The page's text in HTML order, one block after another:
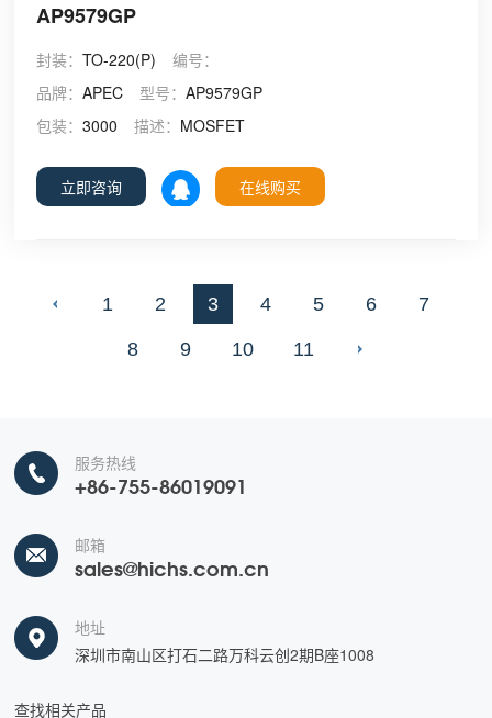
AP9579GP
封装：TO-220(P)
编号：
品牌：APEC 型号：AP9579GP
包装：3000 描述： MOSFET
立即咨询 在线购买
1 2 3 4 5 6 7
8 9 10 11
服务热线
+86-755-86019091
邮箱
sales@hichs.com.cn
地址
深圳市南山区打石二路万科云创2期B座1008
查找相关产品